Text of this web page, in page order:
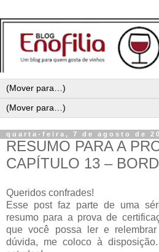
quarta-feira, 7 de agosto de
RESUMO PARA A
CAPÍTULO 13 –
Queridos confrades!
Esse post faz parte de uma
resumo para a prova de
que você possa ler e
dúvida, me coloco à